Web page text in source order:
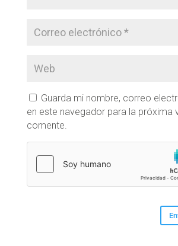
Guarda mi nombre, correo
en este navegador para la próxima
comente.